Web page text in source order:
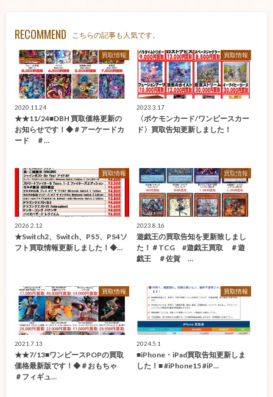
RECOMMEND こちらの記事も人気です。
買取情報
2020.11.24
★★11/24■DBH 買取価格更新の
お知らせです！◆＃アーケードカ
ード ＃…
買取情報
2023.3.17
〈ポケモンカード/ワンピースカー
ド〉買取告知更新しました！
買取情報
2026.2.12
★Switch2、Switch、PS5、PS4ソ
フト買取情報更新しました！◆…
買取情報
2023.8.16
遊戯王の買取告知を更新致しまし
た！＃TCG #遊戯王買取 ＃遊
戯王 ＃佐賀 …
買取情報
2021.7.13
★★7/13■ワンピースPOPの買取
価格最新版です！◆＃おもちゃ
＃フィギュ…
買取情報
2024.5.1
■iPhone・iPad買取告知更新しま
した！■ #iPhone15 #iP…